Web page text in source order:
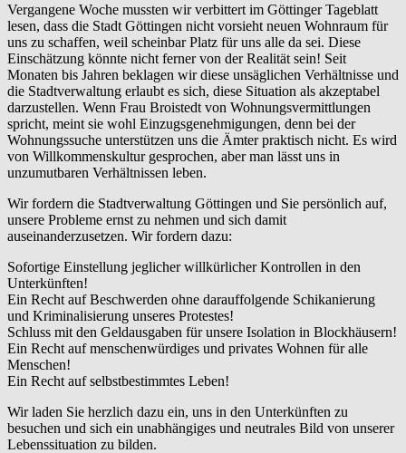
Vergangene Woche mussten wir verbittert im Göttinger Tageblatt
lesen, dass die Stadt Göttingen nicht vorsieht neuen Wohnraum für
uns zu schaffen, weil scheinbar Platz für uns alle da sei. Diese
Einschätzung könnte nicht ferner von der Realität sein! Seit
Monaten bis Jahren beklagen wir diese unsäglichen Verhältnisse und
die Stadtverwaltung erlaubt es sich, diese Situation als akzeptabel
darzustellen. Wenn Frau Broistedt von Wohnungsvermittlungen
spricht, meint sie wohl Einzugsgenehmigungen, denn bei der
Wohnungssuche unterstützen uns die Ämter praktisch nicht. Es wird
von Willkommenskultur gesprochen, aber man lässt uns in
unzumutbaren Verhältnissen leben.
Wir fordern die Stadtverwaltung Göttingen und Sie persönlich auf,
unsere Probleme ernst zu nehmen und sich damit
auseinanderzusetzen. Wir fordern dazu:
Sofortige Einstellung jeglicher willkürlicher Kontrollen in den
Unterkünften!
Ein Recht auf Beschwerden ohne darauffolgende Schikanierung
und Kriminalisierung unseres Protestes!
Schluss mit den Geldausgaben für unsere Isolation in Blockhäusern!
Ein Recht auf menschenwürdiges und privates Wohnen für alle
Menschen!
Ein Recht auf selbstbestimmtes Leben!
Wir laden Sie herzlich dazu ein, uns in den Unterkünften zu
besuchen und sich ein unabhängiges und neutrales Bild von unserer
Lebenssituation zu bilden.